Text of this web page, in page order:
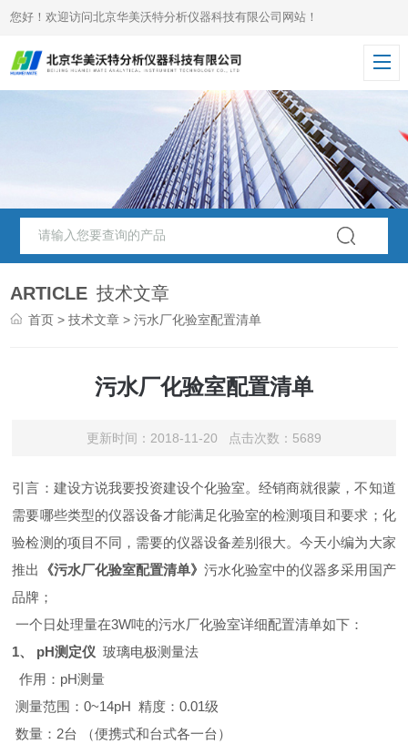
您好！欢迎访问北京华美沃特分析仪器科技有限公司网站！
ARTICLE 技术文章
首页 >技术文章 > 污水厂化验室配置清单
污水厂化验室配置清单
更新时间：2018-11-20 点击次数：5689
引言：建设方说我要投资建设个化验室。经销商就很蒙，不知道
需要哪些类型的仪器设备才能满足化验室的检测项目和要求；化
验检测的项目不同，需要的仪器设备差别很大。今天小编为大家
推出
《污水厂化验室配置清单》污水化验室中的仪器多采用国产
品牌；
一个日处理量在3W吨的污水厂化验室详细配置清单如下：
1、 pH测定仪 玻璃电极测量法
作用： pH测量
测量范围：0~14pH精度：0.01级
数量： 2台
（便携式和台式各一台）